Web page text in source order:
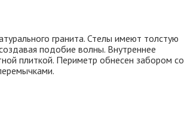
гранита. Стелы имеют толстую
подобие волны. Внутреннее
плиткой. Периметр обнесен забором со